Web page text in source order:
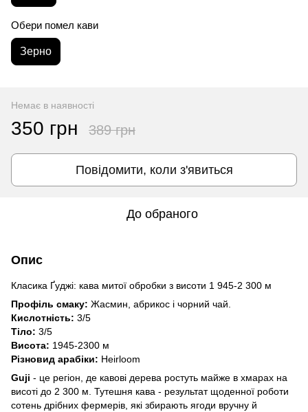
Обери помел кави
Зерно
Немає в наявності
350 грн 389 грн
Повідомити, коли з'явиться
До обраного
Опис
Класика Ґуджі: кава митої обробки з висоти 1 945-2 300 м
Профіль смаку: Жасмин, абрикос і чорний чай.
Кислотність: 3/5
Тіло: 3/5
Висота: 1945-2300 м
Різновид арабіки: Heirloom
Guji - це регіон, де кавові дерева ростуть майже в хмарах на
висоті до 2 300 м. Тутешня кава - результат щоденної роботи
сотень дрібних фермерів, які збирають ягоди вручну й